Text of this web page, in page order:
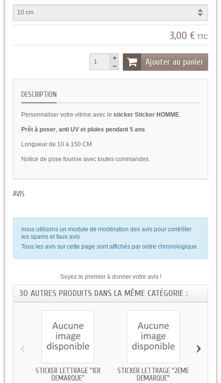
3,00 € TTC
Ajouter au panier
DESCRIPTION
Personnaliser votre vitrine avec le sticker Sticker HOMME
Prêt à poser anti UV et pluies pendant 5 ans
Longueur de 10 à 150 CM
Notice de pose fournie avec toutes commandes.
AVIS
nous utilisons un module de modération des avis pour contrôler
les spams et faux avis
Tous les avis sur cette page sont affichés par ordre chronologique.
Soyez le premier à donner votre avis !
30 AUTRES PRODUITS DANS LA MÊME CATÉGORIE :
STICKER LETTRAGE "1ER
DEMARQUE"
STICKER LETTRAGE "2EME
DEMARQUE"
‹ ›